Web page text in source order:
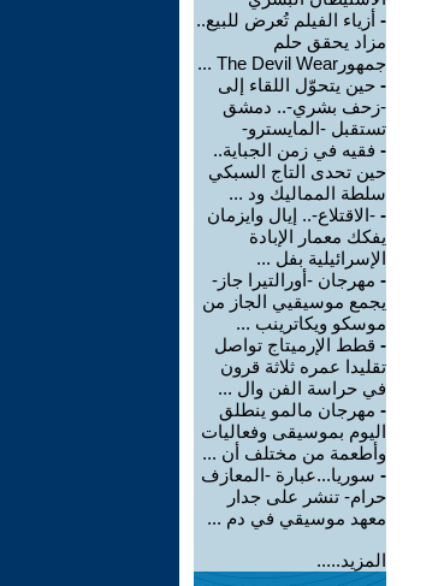
- أزياء الفيلم تُعرض للبيع..
مزاد يحقق حلم
جمهورThe Devil Wear ...
- حين يتحوّل اللقاء إلى
-زحف بشري-.. دمشق
تستقبل -المايسترو-
- فقيه في زمن الجباية..
حين تحدى التاج السبكي
سلطة المماليك ود ...
- -الاقتلاع-.. إيال وايزمان
يفكك معمار الإبادة
الإسرائيلية بفل ...
- مهرجان -أورالتيرا جاز-
يجمع موسيقيي الجاز من
موسكو ويكاترينب ...
- قطط الإرميتاج تواصل
تقليدا عمره ثلاثة قرون
في حراسة الفن وال ...
- مهرجان مالمو ينطلق
اليوم بموسيقى وفعاليات
وأطعمة من مختلف أن ...
- سوريا...عبارة -المعازف
حرام- تنشر على جدار
معهد موسيقي في دم ...
المزيد.....